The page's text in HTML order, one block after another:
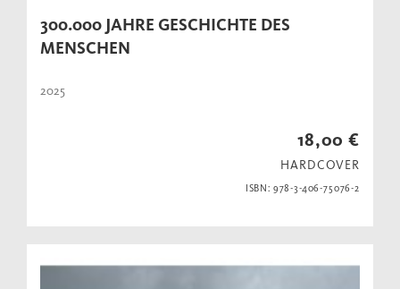
300.000 JAHRE GESCHICHTE DES
MENSCHEN
2025
18,00 €
HARDCOVER
ISBN: 978-3-406-75076-2